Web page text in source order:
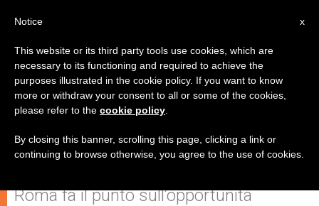
Il Giubileo come fonte di rinascita
per l'arte cristiana
Roma fa il punto sull’opportunità
x
Notice
This website or its third party tools use cookies, which are
necessary to its functioning and required to achieve the
purposes illustrated in the cookie policy. If you want to know
more or withdraw your consent to all or some of the cookies,
please refer to the cookie policy
By closing this banner, scrolling this page, clicking a link or
continuing to browse otherwise, you agree to the use of cookies.